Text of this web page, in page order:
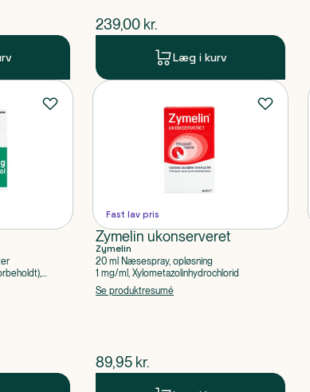
$nuværende pris
239,00 kr.
Læg i kurv
Fast lav pris
Zymelin ukonserveret
Zymelin
20 ml Næsespray, opløsning
1 mg/ml, Xylometazolinhydrochlorid
Se produktresumé
$nuværende pris
89,95 kr.